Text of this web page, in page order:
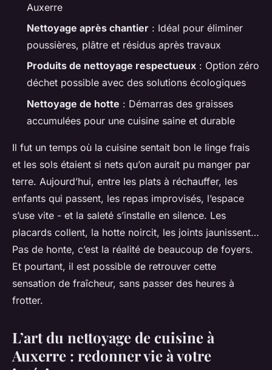
Auxerre
Nettoyage après chantier : Idéal pour éliminer
poussières, plâtre et résidus après travaux
Produits de nettoyage respectueux : Option zéro
déchet possible avec des solutions écologiques
Nettoyage de hotte : Démarras des graisses
accumulées pour une cuisine saine et durable
Il fut un temps où la cuisine sentait bon le linge frais
et les sols étaient si nets qu’on aurait pu manger par
terre. Aujourd’hui, entre les plats à réchauffer, les
enfants qui passent, les repas improvisés, l’espace
s’use vite - et la saleté s’installe en silence. Les
placards collent, la hotte noircit, les joints jaunissent…
Pas de honte, c’est la réalité de beaucoup de foyers.
Et pourtant, il est possible de retrouver cette
sensation de fraîcheur, sans passer des heures à
frotter.
L’art du nettoyage de cuisine à
Auxerre : redonner vie à votre